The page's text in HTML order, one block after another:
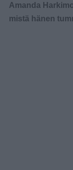
Amanda
mistä hänen